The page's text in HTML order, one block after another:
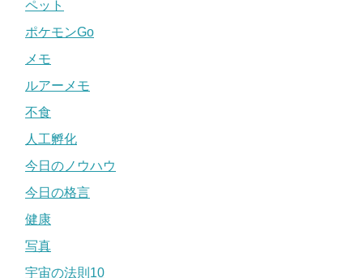
ペット
ポケモンGo
メモ
ルアーメモ
不食
人工孵化
今日のノウハウ
今日の格言
健康
写真
宇宙の法則10